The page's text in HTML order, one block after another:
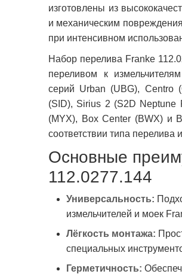
изготовлены из
и механическим
при интенсивном
Набор перелива Franke
переливом к
серий Urban (UBG), Centro
(SID), Sirius 2 (S2D Neptune
(MYX), Box Center (BWX) и
соответствии типа
Основные
112.0277.144
Универсальность:
измельчителей и моек
Лёгкость монтажа:
специальных
Герметичность: